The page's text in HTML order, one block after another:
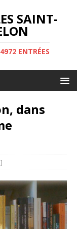
SAINT-
ENTRÉES
dans